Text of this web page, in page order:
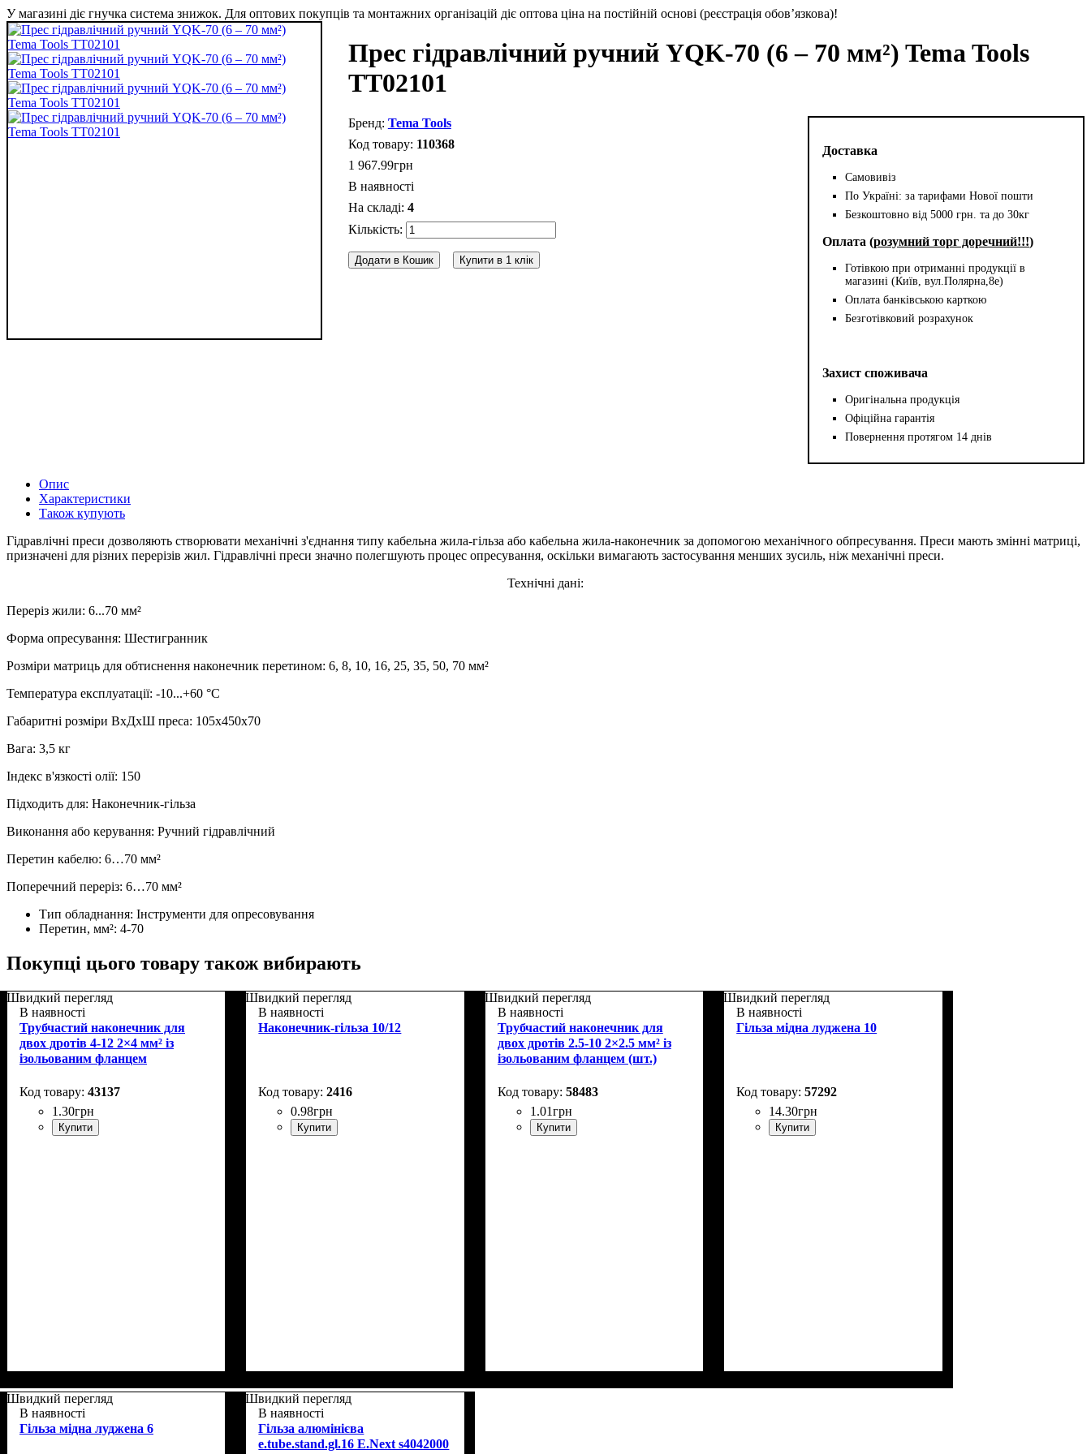
У магазині діє гнучка система знижок. Для оптових покупців та монтажних організацій діє оптова ціна на постійній основі (реєстрація обов’язкова)!
Прес гідравлічний ручний YQK-70 (6 – 70 мм²) Tema Tools
ТТ02101
Доставка
Самовивіз
По Україні: за тарифами Нової пошти
Безкоштовно від 5000 грн. та до 30кг
Оплата (розумний торг доречний!!!)
Готівкою при отриманні продукції в
магазині (Київ, вул.Полярна,8е)
Оплата банківською карткою
Безготівковий розрахунок
Захист споживача
Оригінальна продукція
Офіційна гарантія
Повернення протягом 14 днів
Tema Tools
110368
1 967.99грн
В наявності
4
Додати в Кошик Купити в 1 клік
Опис
Характеристики
Також купують
Гідравлічні преси дозволяють створювати механічні з'єднання типу кабельна жила-гільза або кабельна жила-наконечник за допомогою механічного обпресування. Преси мають змінні матриці,
призначені для різних перерізів жил. Гідравлічні преси значно полегшують процес опресування, оскільки вимагають застосування менших зусиль, ніж механічні преси.
Технічні дані:
Переріз жили: 6...70 мм²
Форма опресування: Шестигранник
Розміри матриць для обтиснення наконечник перетином: 6, 8, 10, 16, 25, 35, 50, 70 мм²
Температура експлуатації: -10...+60 °C
Габаритні розміри ВхДхШ преса: 105х450х70
Вага: 3,5 кг
Індекс в'язкості олії: 150
Підходить для: Наконечник-гільза
Виконання або керування: Ручний гідравлічний
Перетин кабелю: 6…70 мм²
Поперечний переріз: 6…70 мм²
Тип обладнання: Інструменти для опресовування
Перетин, мм²: 4-70
Покупці цього товару також вибирають
Швидкий перегляд
В наявності
Трубчастий наконечник для
двох дротів 4-12 2×4 мм² із
ізольованим фланцем
43137
1 .30грн
Купити
Швидкий перегляд
В наявності
Наконечник-гільза 10/12
2416
0.98грн
Купити
Швидкий перегляд
В наявності
Трубчастий наконечник для
двох дротів 2.5-10 2×2.5 мм² із
ізольованим фланцем (шт.)
58483
1 .01грн
Купити
Швидкий перегляд
В наявності
Гільза мідна луджена 10
57292
14.30грн
Купити
Швидкий перегляд
В наявності
Гільза мідна луджена 6
Швидкий перегляд
В наявності
Гільза алюмінієва
e.tube.stand.gl.16 E.Next s4042000